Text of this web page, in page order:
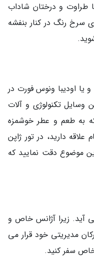
طراوت و درختان شاداب
سرخ رنگ در کنار بنفشه
و یا اودیبا ونوس فورت در
وسایل تکنولوژی و آلات
که به طعم و عطر خوشمزه
دارید، در تور ژاپن
موضوع دقت نمایید که
آید. زیرا آژانس خاص و
مدیریتی خود قرار می
خاص سفر کنید.